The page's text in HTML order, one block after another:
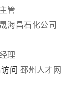
管
海昌石化公司
理
问 邳州人才网